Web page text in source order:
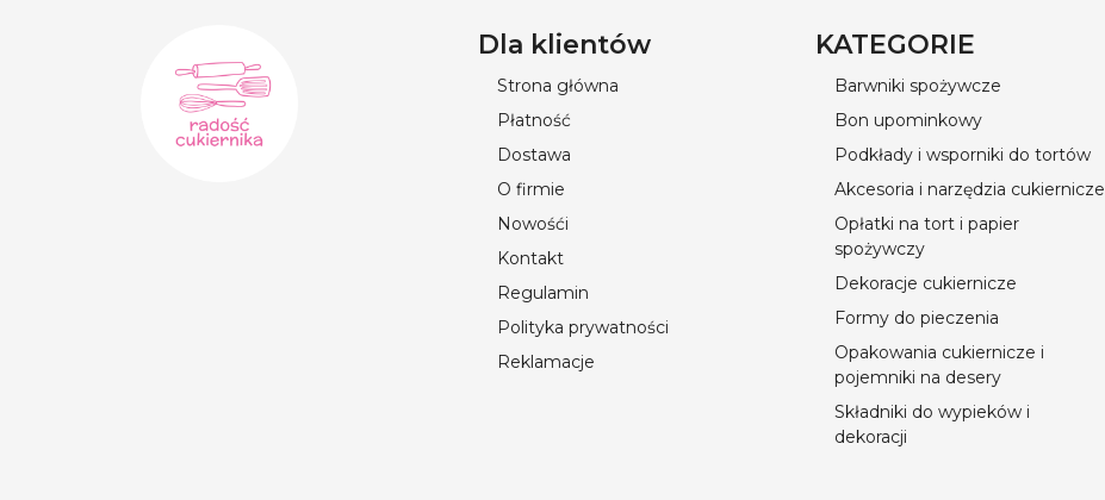
Dla klientów
Strona główna
Płatność
Dostawa
O firmie
Nowośći
Kontakt
Regulamin
Polityka prywatności
Reklamacje
KATEGORIE
Barwniki spożywcze
Bon upominkowy
Podkłady i wsporniki do tortów
Akcesoria i narzędzia cukiernicze
Opłatki na tort i papier
spożywczy
Dekoracje cukiernicze
Formy do pieczenia
Opakowania cukiernicze i
pojemniki na desery
Składniki do wypieków i
dekoracji